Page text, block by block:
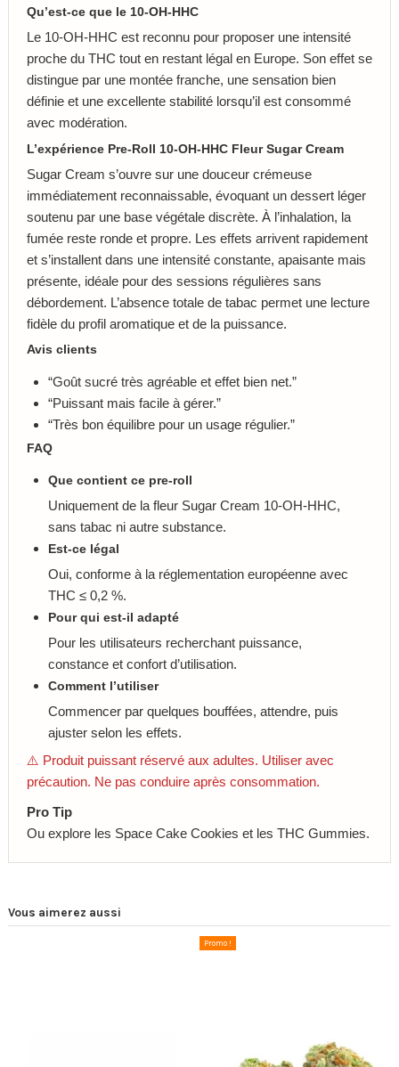
Qu’est-ce que le 10-OH-HHC
Le 10-OH-HHC est reconnu pour proposer une intensité
proche du THC tout en restant légal en Europe. Son effet se
distingue par une montée franche, une sensation bien
définie et une excellente stabilité lorsqu’il est consommé
avec modération.
L’expérience Pre-Roll 10-OH-HHC Fleur Sugar Cream
Sugar Cream s’ouvre sur une douceur crémeuse
immédiatement reconnaissable, évoquant un dessert léger
soutenu par une base végétale discrète. À l’inhalation, la
fumée reste ronde et propre. Les effets arrivent rapidement
et s’installent dans une intensité constante, apaisante mais
présente, idéale pour des sessions régulières sans
débordement. L’absence totale de tabac permet une lecture
fidèle du profil aromatique et de la puissance.
Avis clients
“Goût sucré très agréable et effet bien net.”
“Puissant mais facile à gérer.”
“Très bon équilibre pour un usage régulier.”
FAQ
Que contient ce pre-roll
Uniquement de la fleur Sugar Cream 10-OH-HHC,
sans tabac ni autre substance.
Est-ce légal
Oui, conforme à la réglementation européenne avec
THC ≤ 0,2 %.
Pour qui est-il adapté
Pour les utilisateurs recherchant puissance,
constance et confort d’utilisation.
Comment l’utiliser
Commencer par quelques bouffées, attendre, puis
ajuster selon les effets.
⚠️ Produit puissant réservé aux adultes. Utiliser avec
précaution. Ne pas conduire après consommation.
Pro Tip
Ou explore les Space Cake Cookies et les THC Gummies.
Vous aimerez aussi
Promo !